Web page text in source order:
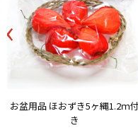
‹
お盆用品 ほおずき5ヶ縄1.2ｍ付
き